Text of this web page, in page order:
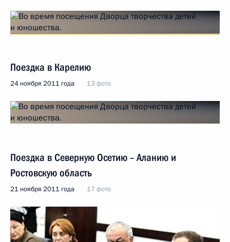
Поездка в Карелию
24 ноября 2011 года 13 фото
Поездка в Северную Осетию – Аланию и
Ростовскую область
21 ноября 2011 года 17 фото